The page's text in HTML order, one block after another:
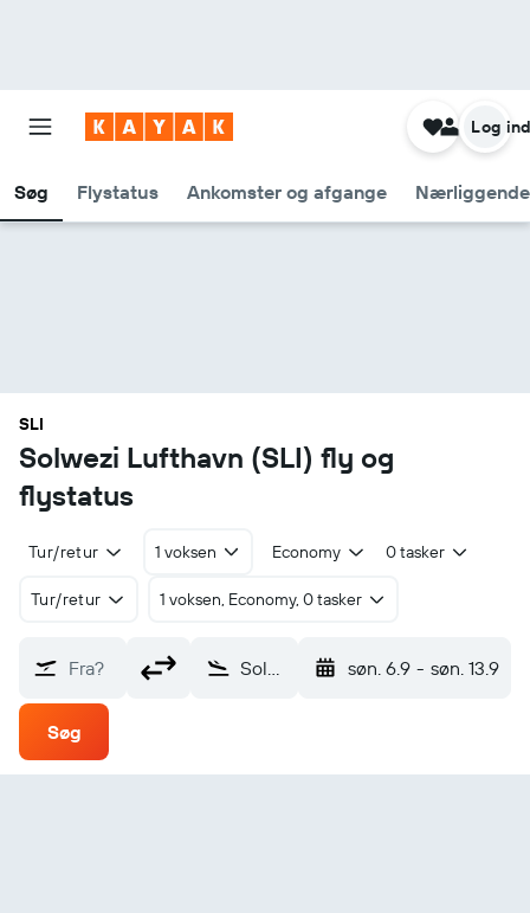
Søg Flystatus Ankomster og afgange
Log
SLI
Solwezi Lufthavn (SLI) fly og
flystatus
Tur/retur 1 voksen Economy 0 tasker
Tur/retur 1 voksen, Economy, 0 tasker
Fra? Solwezi (SLI) søn. 6.9 - søn. 13.9
Søg